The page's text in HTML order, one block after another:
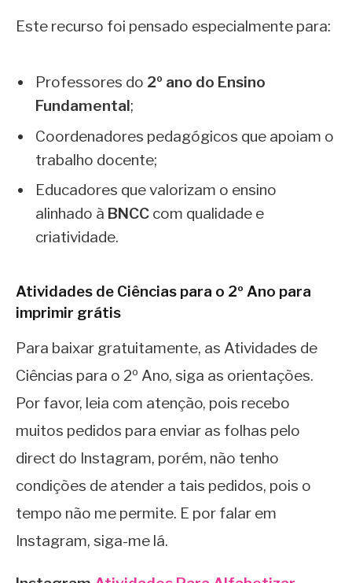
Este recurso foi pensado especialmente para:
Professores do 2º ano do Ensino
Fundamental;
Coordenadores pedagógicos que apoiam o
trabalho docente;
Educadores que valorizam o ensino
alinhado à BNCC com qualidade e
criatividade.
Atividades de Ciências para o 2º Ano para
imprimir grátis
Para baixar gratuitamente, as Atividades de
Ciências para o 2º Ano, siga as orientações.
Por favor, leia com atenção, pois recebo
muitos pedidos para enviar as folhas pelo
direct do Instagram, porém, não tenho
condições de atender a tais pedidos, pois o
tempo não me permite. E por falar em
Instagram, siga-me lá.